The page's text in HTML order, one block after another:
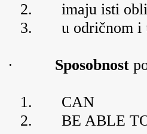
2.
imaju isti
3.
u odričnom
· Sposobnost
1.
CAN
2.
BE ABLE